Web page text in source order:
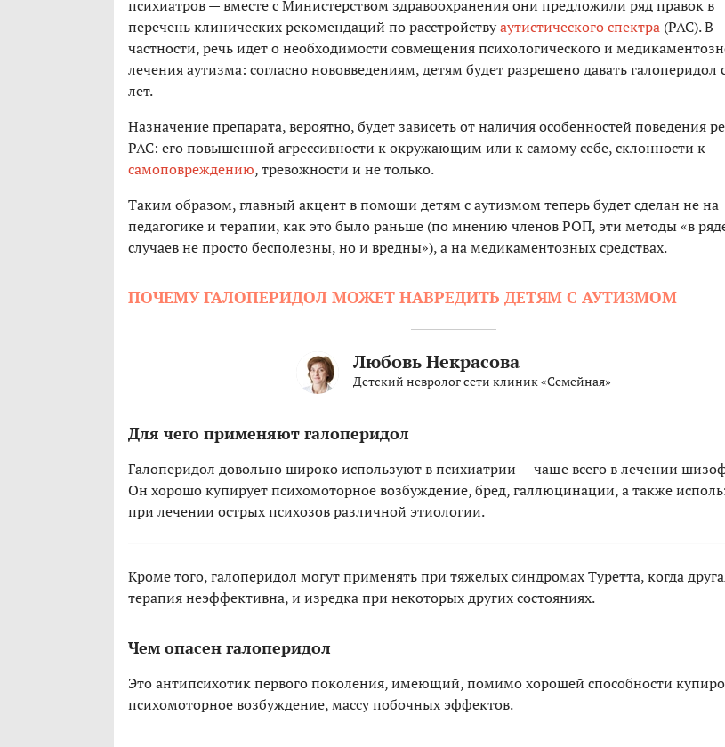
психиатров — вместе с Министерством здравоохранения они предложили ряд правок в
перечень клинических рекомендаций по расстройствуаутистического спектра (РАС). В
частности, речь идет о необходимости совмещения психологического и
лечения аутизма: согласно нововведениям, детям будет разрешено давать галоперидол
лет.
Назначение препарата, вероятно, будет зависеть от наличия особенностей поведения
РАС: его повышенной агрессивности к окружающим или к самому себе, склонности к
самоповреждению, тревожности и не только.
Таким образом, главный акцент в помощи детям с аутизмом теперь будет сделан не на
педагогике и терапии, как это было раньше (по мнению членов РОП, эти методы «в
случаев не просто бесполезны, но и вредны»), а на медикаментозных средствах.
ПОЧЕМУ ГАЛОПЕРИДОЛ МОЖЕТ НАВРЕДИТЬ ДЕТЯМ С АУТИЗМОМ
Любовь Некрасова
Детский невролог сети клиник «Семейная»
Для чего применяют галоперидол
Галоперидол довольно широко используют в психиатрии — чаще всего в лечении
Он хорошо купирует психомоторное возбуждение, бред, галлюцинации, а также
при лечении острых психозов различной этиологии.
Кроме того, галоперидол могут применять при тяжелых синдромах Туретта, когда
терапия неэффективна, и изредка при некоторых других состояниях.
Чем опасен галоперидол
Это антипсихотик первого поколения, имеющий, помимо хорошей способности
психомоторное возбуждение, массу побочных эффектов.